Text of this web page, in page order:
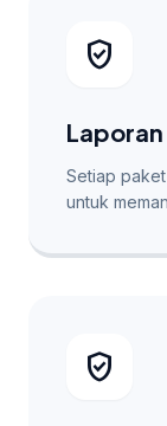
verified_user
Setiap
untuk
verified_user